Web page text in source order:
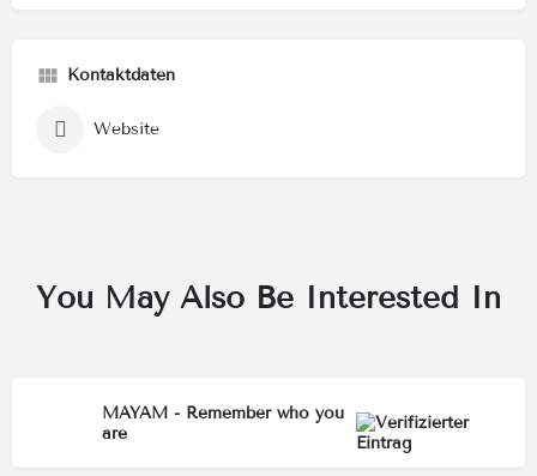
Kontaktdaten
Website
You May Also Be Interested In
MAYAM - Remember who you
are